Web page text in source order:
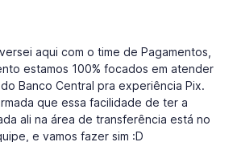
aqui com o time de Pagamentos,
estamos 100% focados em atender
Banco Central pra experiência Pix.
que essa facilidade de ter a
ali na área de transferência está no
e vamos fazer sim :D